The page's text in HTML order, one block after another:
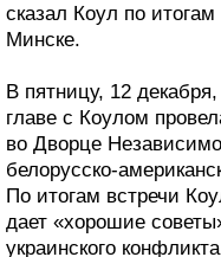
сказал Коул по
Минске.
В пятницу, 12
главе с Коулом
во Дворце
белорусско-
По итогам встречи
дает «хорошие
украинского